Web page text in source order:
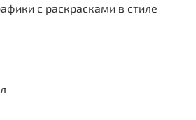
с раскрасками в стиле